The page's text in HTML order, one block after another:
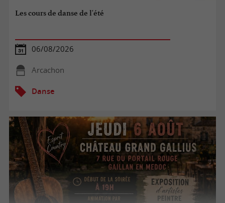
Les cours de danse de l'été
06/08/2026
Arcachon
Danse